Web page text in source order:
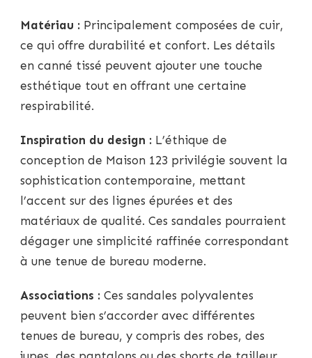
Matériau : Principalement composées de cuir,
ce qui offre durabilité et confort. Les détails
en canné tissé peuvent ajouter une touche
esthétique tout en offrant une certaine
respirabilité.
Inspiration du design : L’éthique de
conception de Maison 123 privilégie souvent la
sophistication contemporaine, mettant
l’accent sur des lignes épurées et des
matériaux de qualité. Ces sandales pourraient
dégager une simplicité raffinée correspondant
à une tenue de bureau moderne.
Associations : Ces sandales polyvalentes
peuvent bien s’accorder avec différentes
tenues de bureau, y compris des robes, des